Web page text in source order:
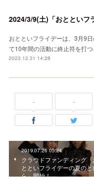
おとといフライデーは、3月9
て10年間の活動に終止符を打
2023.12.31 14:28
- -
2019.07.26 05:24
クラウドファンディング『
とといフライデーの夏のと
ら』開始！